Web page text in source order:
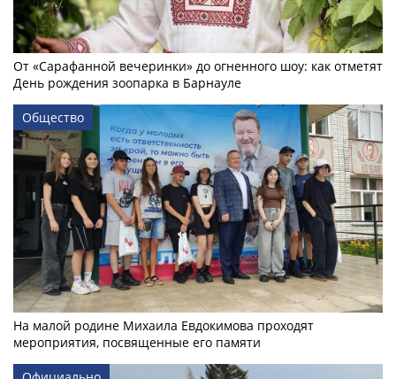
От «Сарафанной вечеринки» до огненного шоу: как отметят
День рождения зоопарка в Барнауле
Общество
На малой родине Михаила Евдокимова проходят
мероприятия, посвященные его памяти